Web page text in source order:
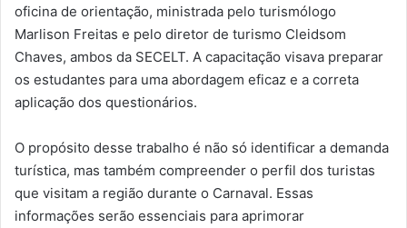
oficina de orientação, ministrada pelo turismólogo
Marlison Freitas e pelo diretor de turismo Cleidsom
Chaves, ambos da SECELT. A capacitação visava preparar
os estudantes para uma abordagem eficaz e a correta
aplicação dos questionários.
O propósito desse trabalho é não só identificar a demanda
turística, mas também compreender o perfil dos turistas
que visitam a região durante o Carnaval. Essas
informações serão essenciais para aprimorar